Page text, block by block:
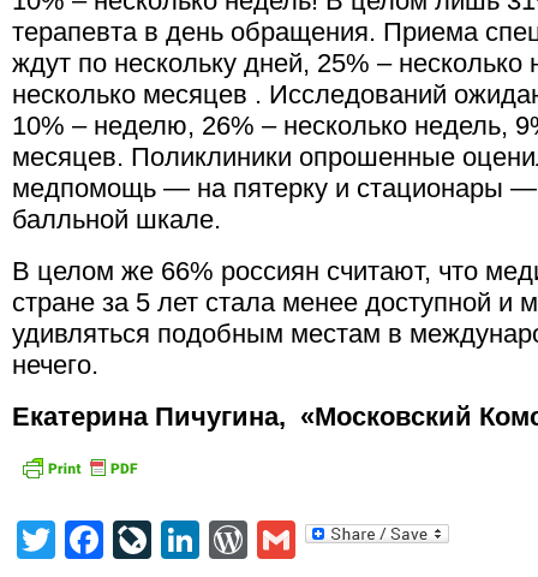
терапевта в день обращения. Приема
ждут по нескольку дней, 25% –
несколько месяцев . Исследований
10% – неделю, 26% – несколько недель,
месяцев. Поликлиники опрошенные
медпомощь — на пятерку и стационары —
балльной шкале.
В целом же 66% россиян считают, что
стране за 5 лет стала менее доступной и
удивляться подобным местам в
нечего.
Екатерина Пичугина, «Московский
TwitterFacebook
LiveJournal
LinkedIn
WordPress
Gmail